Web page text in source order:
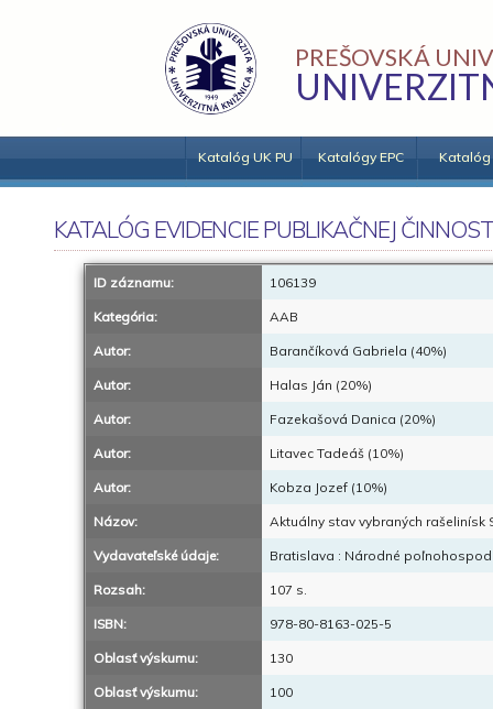
PREŠOVSKÁ
Katalóg UK PU Katalógy EPC Katalóg
KATALÓG EVIDENCIE PUBLIKAČNEJ
ID záznamu: 106139
Kategória: AAB
Autor: Barančíková Gabriela (40%)
Autor: Halas Ján (20%)
Autor: Fazekašová Danica (20%)
Autor: Litavec Tadeáš (10%)
Autor: Kobza Jozef (10%)
Názov: Aktuálny stav vybraných
Vydavateľské údaje: Bratislava : Národné
Rozsah: 107 s.
ISBN: 978-80-8163-025-5
Oblasť výskumu: 130
Oblasť výskumu: 100